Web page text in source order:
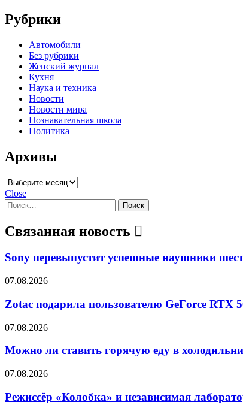
Рубрики
Автомобили
Без рубрики
Женский журнал
Кухня
Наука и техника
Новости
Новости мира
Познавательная школа
Политика
Архивы
Архивы
Close
Найти:
Связанная новость
Sony перевыпустит успешные наушники
07.08.2026
Zotac подарила пользователю GeForce RTX
07.08.2026
Можно ли ставить горячую еду в
07.08.2026
Режиссёр «Колобка» и независимая